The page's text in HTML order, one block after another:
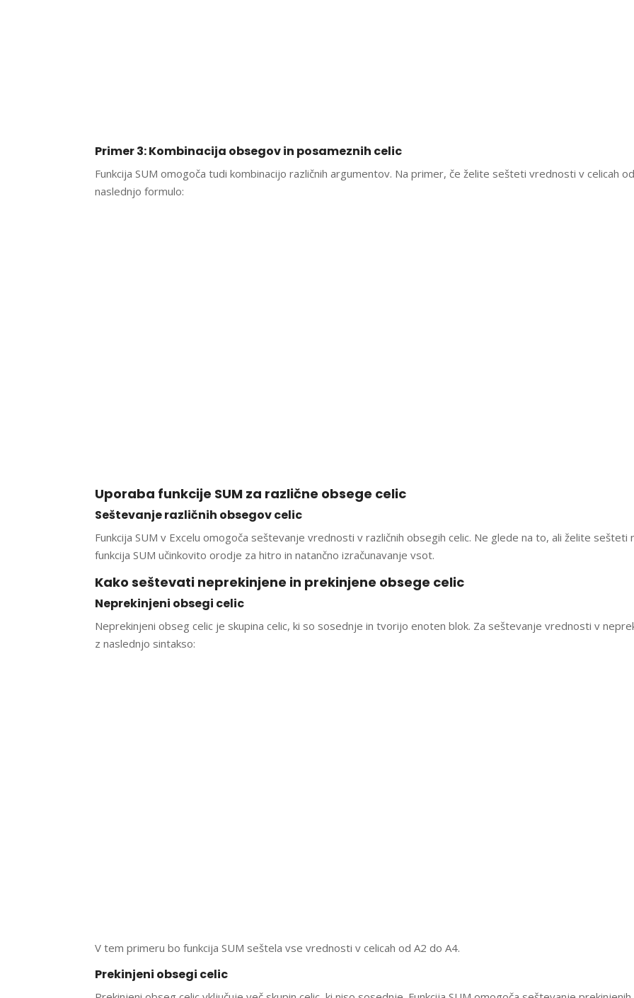
Primer 3: Kombinacija obsegov in posameznih celic
Funkcija SUM omogoča tudi kombinacijo različnih argumentov. Na primer, če želite sešteti vrednosti v celicah
naslednjo formulo:
Uporaba funkcije SUM za različne obsege celic
Seštevanje različnih obsegov celic
Funkcija SUM v Excelu omogoča seštevanje vrednosti v različnih obsegih celic. Ne glede na to, ali želite
funkcija SUM učinkovito orodje za hitro in natančno izračunavanje vsot.
Kako seštevati neprekinjene in prekinjene obsege celic
Neprekinjeni obsegi celic
Neprekinjeni obseg celic je skupina celic, ki so sosednje in tvorijo enoten blok. Za seštevanje vrednosti v
z naslednjo sintakso:
V tem primeru bo funkcija SUM seštela vse vrednosti v celicah od A2 do A4.
Prekinjeni obsegi celic